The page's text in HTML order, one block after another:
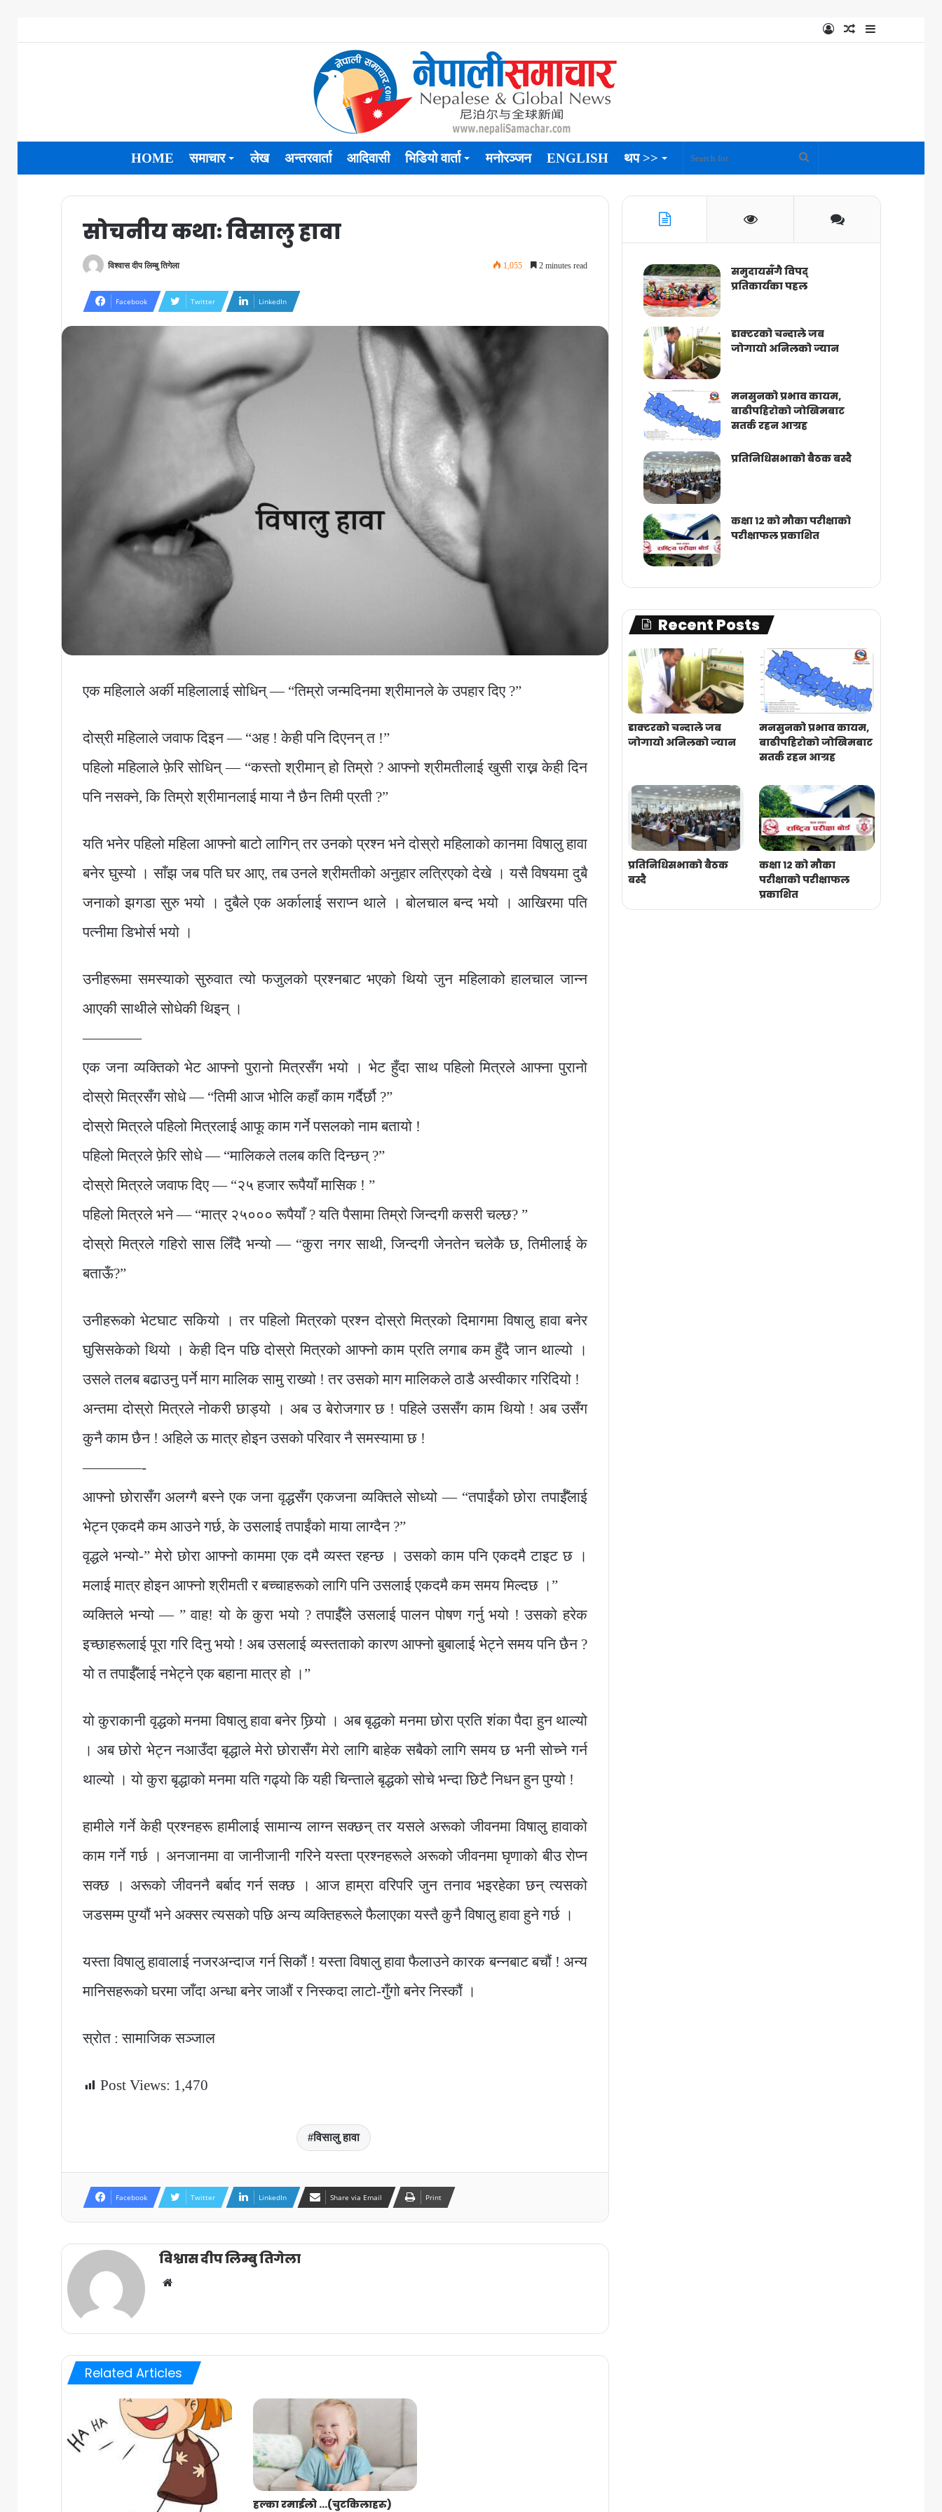
Sidebar
Random
Log
HOME समाचार लेख अन्तरवार्ता आदिवासी भिडियो वार्ता मनोरञ्जन ENGLISH थप >>
सोचनीय कथाः विसालु हावा
विश्वास दीप लिम्बु तिगेला 1,055 2 minutes read
Facebook Twitter LinkedIn
एक महिलाले अर्की महिलालाई सोधिन् — “तिम्रो जन्मदिनमा श्रीमानले के उपहार दिए ?”
दोस्री महिलाले जवाफ दिइन — “अह ! केही पनि दिएनन् त !”
पहिलो महिलाले फ़ेरि सोधिन् — “कस्तो श्रीमान् हो तिम्रो ? आफ्नो श्रीमतीलाई खुसी राख्न केही दिन
पनि नसक्ने, कि तिम्रो श्रीमानलाई माया नै छैन तिमी प्रती ?”
यति भनेर पहिलो महिला आफ्नो बाटो लागिन् तर उनको प्रश्न भने दोस्रो महिलाको कानमा विषालु हावा
बनेर घुस्यो । साँझ जब पति घर आए, तब उनले श्रीमतीको अनुहार लत्रिएको देखे । यसै विषयमा दुबै
जनाको झगडा सुरु भयो । दुबैले एक अर्कालाई सराप्न थाले । बोलचाल बन्द भयो । आखिरमा पति
पत्नीमा डिभोर्स भयो ।
उनीहरूमा समस्याको सुरुवात त्यो फजुलको प्रश्नबाट भएको थियो जुन महिलाको हालचाल जान्न
आएकी साथीले सोधेकी थिइन् ।
————
एक जना व्यक्तिको भेट आफ्नो पुरानो मित्रसँग भयो । भेट हुँदा साथ पहिलो मित्रले आफ्ना पुरानो
दोस्रो मित्रसँग सोधे — “तिमी आज भोलि कहाँ काम गर्दैर्छौ ?”
दोस्रो मित्रले पहिलो मित्रलाई आफू काम गर्ने पसलको नाम बतायो !
पहिलो मित्रले फ़ेरि सोधे — “मालिकले तलब कति दिन्छन् ?”
दोस्रो मित्रले जवाफ दिए — “२५ हजार रूपैयाँ मासिक ! ”
पहिलो मित्रले भने — “मात्र २५००० रूपैयाँ ? यति पैसामा तिम्रो जिन्दगी कसरी चल्छ? ”
दोस्रो मित्रले गहिरो सास लिँदै भन्यो — “कुरा नगर साथी, जिन्दगी जेनतेन चलेकै छ, तिमीलाई के
बताऊँ?”
उनीहरूको भेटघाट सकियो । तर पहिलो मित्रको प्रश्न दोस्रो मित्रको दिमागमा विषालु हावा बनेर
घुसिसकेको थियो । केही दिन पछि दोस्रो मित्रको आफ्नो काम प्रति लगाब कम हुँदै जान थाल्यो ।
उसले तलब बढाउनु पर्ने माग मालिक सामु राख्यो ! तर उसको माग मालिकले ठाडै अस्वीकार गरिदियो !
अन्तमा दोस्रो मित्रले नोकरी छाड्यो । अब उ बेरोजगार छ ! पहिले उससँग काम थियो ! अब उसँग
कुनै काम छैन ! अहिले ऊ मात्र होइन उसको परिवार नै समस्यामा छ !
————-
आफ्नो छोरासँग अलग्गै बस्ने एक जना वृद्धसँग एकजना व्यक्तिले सोध्यो — “तपाईंको छोरा तपाईँलाई
भेट्न एकदमै कम आउने गर्छ, के उसलाई तपाईंको माया लाग्दैन ?”
वृद्धले भन्यो-” मेरो छोरा आफ्नो काममा एक दमै व्यस्त रहन्छ । उसको काम पनि एकदमै टाइट छ ।
मलाई मात्र होइन आफ्नो श्रीमती र बच्चाहरूको लागि पनि उसलाई एकदमै कम समय मिल्दछ ।”
व्यक्तिले भन्यो — ” वाह! यो के कुरा भयो ? तपाईँले उसलाई पालन पोषण गर्नु भयो ! उसको हरेक
इच्छाहरूलाई पूरा गरि दिनु भयो ! अब उसलाई व्यस्तताको कारण आफ्नो बुबालाई भेट्ने समय पनि छैन ?
यो त तपाईँलाई नभेट्ने एक बहाना मात्र हो ।”
यो कुराकानी वृद्धको मनमा विषालु हावा बनेर छिर्‍यो । अब बृद्धको मनमा छोरा प्रति शंका पैदा हुन थाल्यो
। अब छोरो भेट्न नआउँदा बृद्धाले मेरो छोरासँग मेरो लागि बाहेक सबैको लागि समय छ भनी सोच्ने गर्न
थाल्यो । यो कुरा बृद्धाको मनमा यति गढ्यो कि यही चिन्ताले बृद्धको सोचे भन्दा छिटै निधन हुन पुग्यो !
हामीले गर्ने केही प्रश्नहरू हामीलाई सामान्य लाग्न सक्छन् तर यसले अरूको जीवनमा विषालु हावाको
काम गर्ने गर्छ । अनजानमा वा जानीजानी गरिने यस्ता प्रश्नहरूले अरूको जीवनमा घृणाको बीउ रोप्न
सक्छ । अरूको जीवननै बर्बाद गर्न सक्छ । आज हाम्रा वरिपरि जुन तनाव भइरहेका छन् त्यसको
जडसम्म पुग्यौं भने अक्सर त्यसको पछि अन्य व्यक्तिहरूले फैलाएका यस्तै कुनै विषालु हावा हुने गर्छ ।
यस्ता विषालु हावालाई नजरअन्दाज गर्न सिकौं ! यस्ता विषालु हावा फैलाउने कारक बन्नबाट बचौं ! अन्य
मानिसहरूको घरमा जाँदा अन्धा बनेर जाऔं र निस्कदा लाटो-गुँगो बनेर निस्कौं ।
स्रोत : सामाजिक सञ्जाल
Post Views: 1,470
विसालु हावा
Facebook Twitter LinkedIn Share via Email Print
विश्वास दीप लिम्बु तिगेला
Website
Related Articles
हल्का रमाईलो …(चुटकिलाहरु)
समुदायसँगै विपद्
प्रतिकार्यका पहल
डाक्टरको चन्दाले जब
जोगायो अनिलको ज्यान
मनसुनको प्रभाव कायम,
बाढीपहिरोको जोखिमबाट
सतर्क रहन आग्रह
प्रतिनिधिसभाको बैठक बस्दै
कक्षा १२ को मौका परीक्षाको
परीक्षाफल प्रकाशित
Recent Posts
डाक्टरको चन्दाले जब
जोगायो अनिलको ज्यान
मनसुनको प्रभाव कायम,
बाढीपहिरोको जोखिमबाट
सतर्क रहन आग्रह
प्रतिनिधिसभाको बैठक
बस्दै
कक्षा १२ को मौका
परीक्षाको परीक्षाफल
प्रकाशित